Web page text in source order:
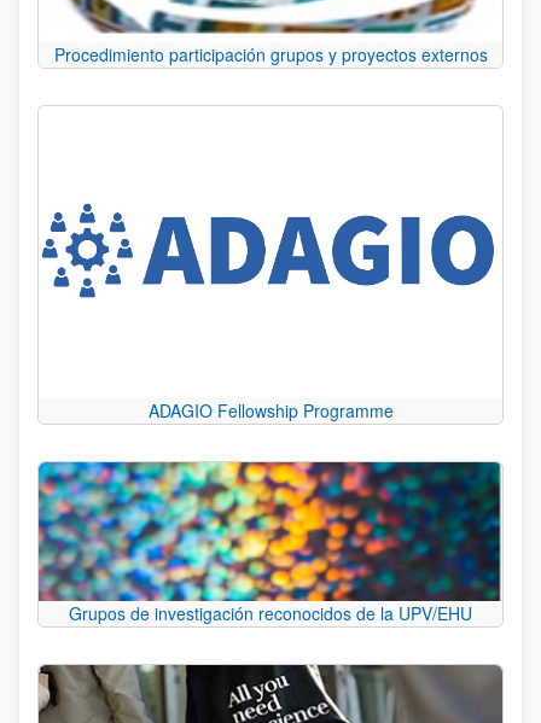
Procedimiento participación grupos y proyectos externos
ADAGIO Fellowship Programme
Grupos de investigación reconocidos de la UPV/EHU